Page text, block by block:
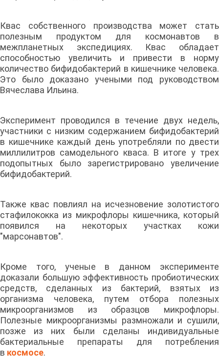
Квас собственного производства может стать
полезным продуктом для космонавтов в
межпланетных экспедициях. Квас обладает
способностью увеличить и привести в норму
количество бифидобактерий в кишечнике человека.
Это было доказано учеными под руководством
Вячеслава Ильина.
Эксперимент проводился в течение двух недель,
участники с низким содержанием бифидобактерий
в кишечнике каждый день употребляли по двести
миллилитров самодельного кваса. В итоге у трех
подопытных было зарегистрировано увеличение
бифидобактерий.
Также квас повлиял на исчезновение золотистого
стафилококка из микрофлоры кишечника, который
появился на некоторых участках кожи
"марсонавтов".
Кроме того, ученые в данном эксперименте
доказали большую эффективность пробиотических
средств, сделанных из бактерий, взятых из
организма человека, путем отбора полезных
микроорганизмов из образцов микрофлоры.
Полезные микроорганизмы размножали и сушили,
позже из них были сделаны индивидуальные
бактериальные препараты для потребления
в космосе.